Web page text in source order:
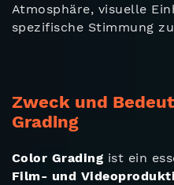
Atmosphäre, visuelle
spezifische Stimmung
Zweck und
Grading
Color Grading ist ein
Film- und